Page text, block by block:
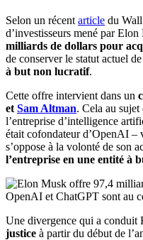
Selon un récent article du
d’investisseurs mené par
milliards de dollars pour
de conserver le statut actuel
à but non lucratif.
Cette offre intervient dans un
et Sam Altman. Cela au
l’entreprise d’intelligence
était cofondateur d’OpenAI –
s’oppose à la volonté de son
l’entreprise en une entité à
OpenAI et ChatGPT sont au
Une divergence qui a conduit
justice à partir du début de